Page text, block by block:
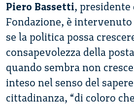
Piero Bassetti, presidente
Fondazione, è
se la politica possa
consapevolezza della
quando sembra non
inteso nel senso del
cittadinanza, “di coloro